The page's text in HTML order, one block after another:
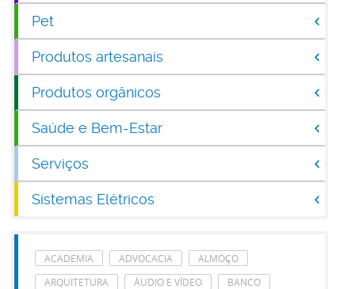
Pet
Produtos artesanais
Produtos orgânicos
Saúde e Bem-Estar
Serviços
Sistemas Elétricos
ACADEMIA ADVOCACIA
ALMOÇO
ARQUITETURA
ÁUDIO E VÍDEO
BANCO